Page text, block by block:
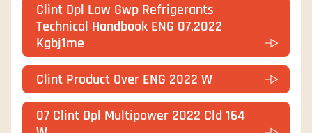
Clint Dpl Low Gwp Refrigerants
Technical Handbook ENG 07.2022
Kgbj1me
Clint Product Over ENG 2022 W
07 Clint Dpl Multipower 2022 Cld 164